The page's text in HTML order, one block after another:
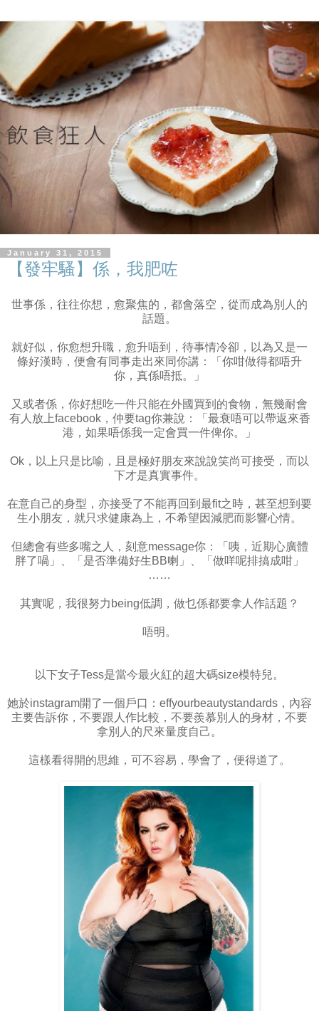
January 31, 2015
【發牢騷】係，我肥咗
世事係，往往你想，愈聚焦的，都會落空，從而成為別人的
話題。
就好似，你愈想升職，愈升唔到，待事情冷卻，以為又是一
條好漢時，便會有同事走出來同你講：「你咁做得都唔升
你，真係唔抵。」
又或者係，你好想吃一件只能在外國買到的食物，無幾耐會
有人放上facebook，仲要tag你兼說：「最衰唔可以帶返來香
港，如果唔係我一定會買一件俾你。」
Ok，以上只是比喻，且是極好朋友來說說笑尚可接受，而以
下才是真實事件。
在意自己的身型，亦接受了不能再回到最fit之時，甚至想到要
生小朋友，就只求健康為上，不希望因減肥而影響心情。
但總會有些多嘴之人，刻意message你：「咦，近期心廣體
胖了喎」、「是否準備好生BB喇」、「做咩呢排搞成咁」
……
其實呢，我很努力being低調，做乜係都要拿人作話題？
唔明。
以下女子Tess是當今最火紅的超大碼size模特兒。
她於instagram開了一個戶口：effyourbeautystandards，內容
主要告訴你，不要跟人作比較，不要羨慕別人的身材，不要
拿別人的尺來量度自己。
這樣看得開的思維，可不容易，學會了，便得道了。